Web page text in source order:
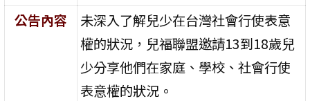
公告內容
未深入了解兒少在台灣社會行使表意
權的狀況，兒福聯盟邀請13到18歲兒
少分享他們在家庭、學校、社會行使
表意權的狀況。